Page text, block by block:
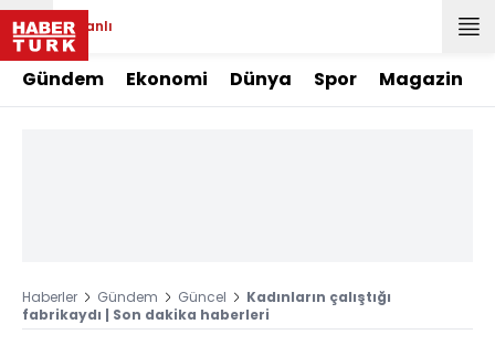
Canlı
Gündem Ekonomi Dünya Spor Magazin
Haberler Gündem Güncel
Kadınların çalıştığı
fabrikaydı | Son dakika haberleri